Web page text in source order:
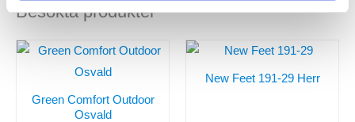
Besökta produkter
Green Comfort Outdoor
Osvald
New Feet 191-29 Herr